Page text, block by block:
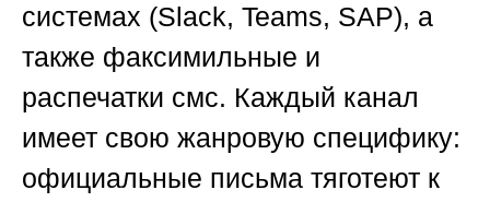
системах (Slack, Teams, SAP), а
также факсимильные и
распечатки смс. Каждый канал
имеет свою жанровую специфику:
официальные письма тяготеют к